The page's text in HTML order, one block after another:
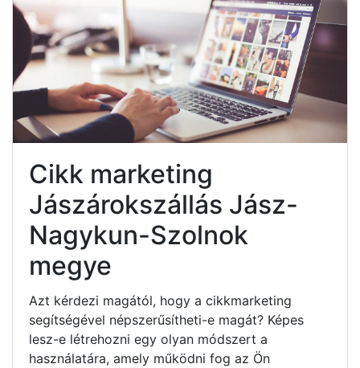
Cikk marketing
Jászárokszállás Jász-
Nagykun-Szolnok
megye
Azt kérdezi magától, hogy a cikkmarketing
segítségével népszerűsítheti-e magát? Képes
lesz-e létrehozni egy olyan módszert a
használatára, amely működni fog az Ön